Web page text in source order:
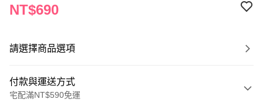
NT$690
請選擇商品選項
付款與運送方式
宅配滿NT$590免運